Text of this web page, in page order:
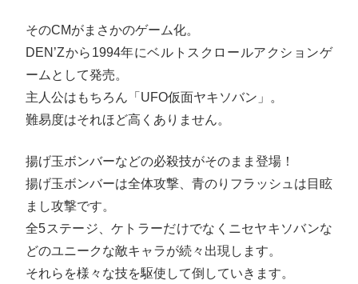
そのCMがまさかのゲーム化。
DEN’Zから1994年にベルトスクロールアクションゲ
ームとして発売。
主人公はもちろん「UFO仮面ヤキソバン」。
難易度はそれほど高くありません。
揚げ玉ボンバーなどの必殺技がそのまま登場！
揚げ玉ボンバーは全体攻撃、青のりフラッシュは目眩
まし攻撃です。
全5ステージ、ケトラーだけでなくニセヤキソバンな
どのユニークな敵キャラが続々出現します。
それらを様々な技を駆使して倒していきます。